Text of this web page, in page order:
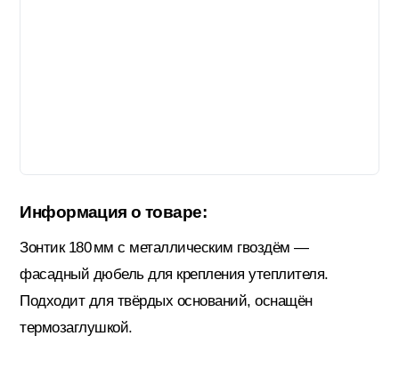
Декоративные штукатурки (готовые)
Картон; Плёнки; Мешки для
строительного мусора
Информация о товаре:
Зонтик 180 мм с металлическим гвоздём —
фасадный дюбель для крепления утеплителя.
Подходит для твёрдых оснований, оснащён
термозаглушкой.